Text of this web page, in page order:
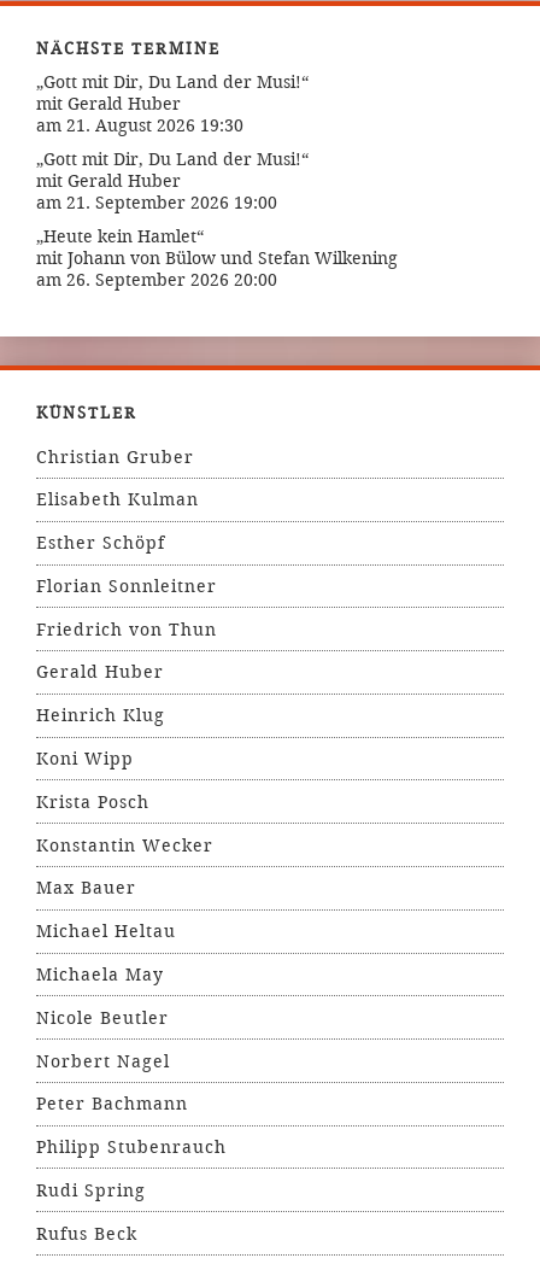
NÄCHSTE TERMINE
„Gott mit Dir, Du Land der Musi!“
mit Gerald Huber
am 21. August 2026 19:30
„Gott mit Dir, Du Land der Musi!“
mit Gerald Huber
am 21. September 2026 19:00
„Heute kein Hamlet“
mit Johann von Bülow und Stefan Wilkening
am 26. September 2026 20:00
KÜNSTLER
Christian Gruber
Elisabeth Kulman
Esther Schöpf
Florian Sonnleitner
Friedrich von Thun
Gerald Huber
Heinrich Klug
Koni Wipp
Krista Posch
Konstantin Wecker
Max Bauer
Michael Heltau
Michaela May
Nicole Beutler
Norbert Nagel
Peter Bachmann
Philipp Stubenrauch
Rudi Spring
Rufus Beck